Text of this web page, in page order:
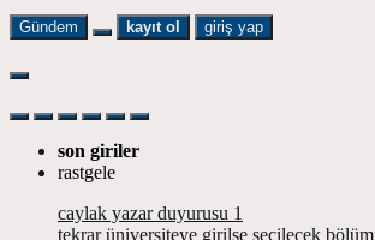
Gündem kayıt ol giriş yap
son giriler
rastgele
caylak yazar duyurusu 1
tekrar üniversiteye girilse seçilecek bölüm